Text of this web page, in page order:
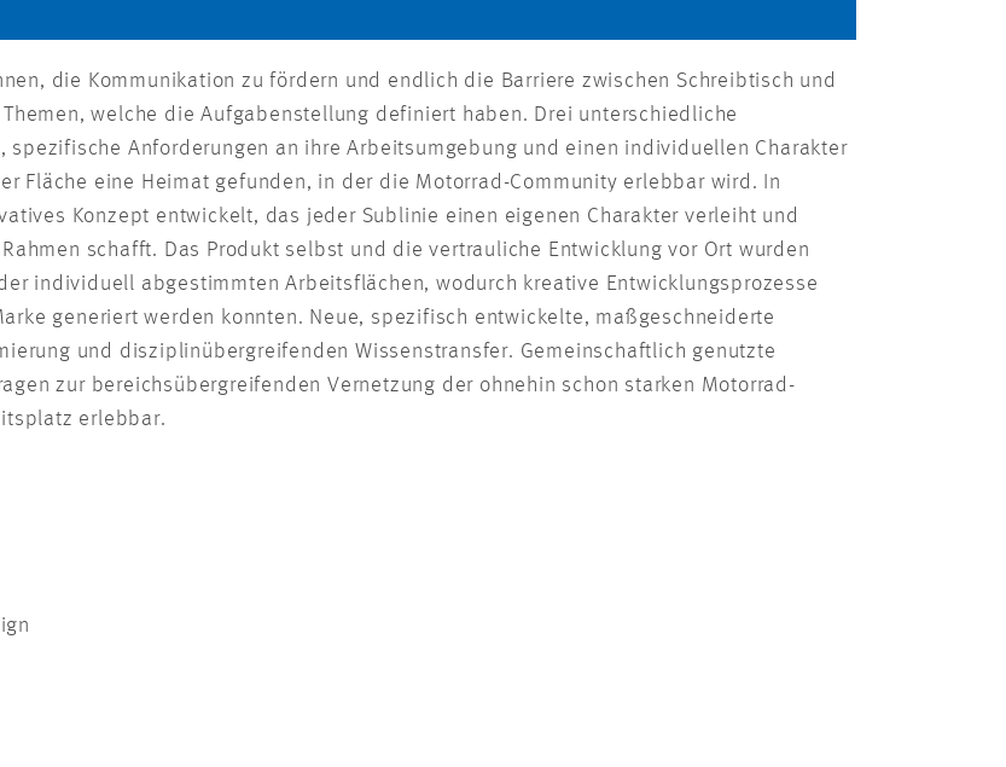
die Kommunikation zu fördern und endlich die Barriere zwischen Schreibtisch und
welche die Aufgabenstellung definiert haben. Drei unterschiedliche
Anforderungen an ihre Arbeitsumgebung und einen individuellen Charakter
Fläche eine Heimat gefunden, in der die Motorrad-Community erlebbar wird. In
Konzept entwickelt, das jeder Sublinie einen eigenen Charakter verleiht und
schafft. Das Produkt selbst und die vertrauliche Entwicklung vor Ort wurden
individuell abgestimmten Arbeitsflächen, wodurch kreative Entwicklungsprozesse
generiert werden konnten. Neue, spezifisch entwickelte, maßgeschneiderte
und disziplinübergreifenden Wissenstransfer. Gemeinschaftlich genutzte
zur bereichsübergreifenden Vernetzung der ohnehin schon starken Motorrad-
erlebbar.